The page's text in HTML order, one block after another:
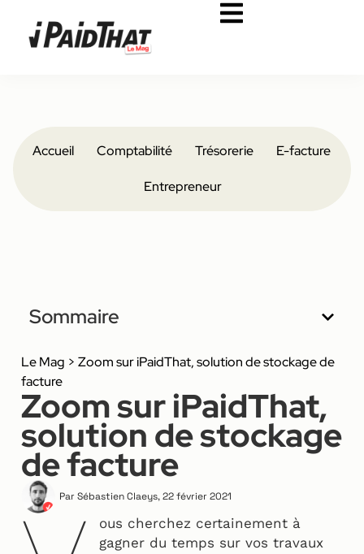
Accueil Comptabilité Trésorerie E-facture
Entrepreneur
Sommaire
Le Mag > Zoom sur iPaidThat, solution de stockage de
facture
Zoom sur iPaidThat,
solution de stockage
de facture
Par Sébastien Claeys,22 février 2021
ous cherchez certainement à
gagner du temps sur vos travaux